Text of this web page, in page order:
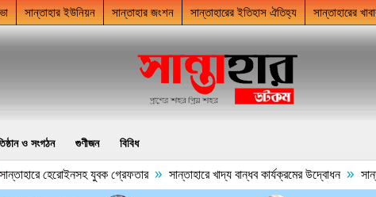
সান্তাহার ইউনিয়ন সান্তাহার জংশন সান্তাহারের ইতিহাস ঐতিহ্য সান্তাহারের
ও সংগঠন গুণীজন বিবিধ
হেরোইনসহ যুবক গ্রেফতার » সান্তাহারে খাদ্য বান্ধব কার্যক্রমের উদ্বোধন »